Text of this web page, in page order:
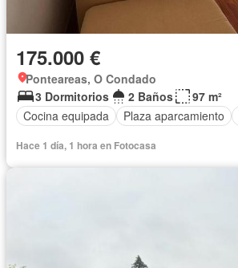
175.000 €
Ponteareas, O Condado
3 Dormitorios
2 Baños
97 m²
Cocina equipada
Plaza aparcamiento
Hace 1 día, 1 hora en Fotocasa